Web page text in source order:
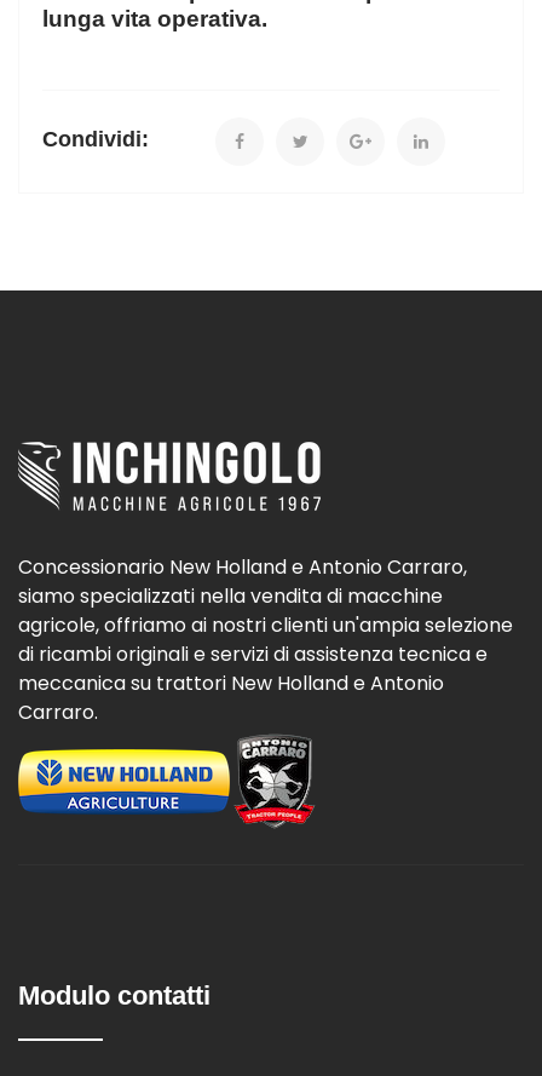
lunga vita operativa.
Condividi:
Concessionario New Holland e Antonio Carraro,
siamo specializzati nella vendita di macchine
agricole, offriamo ai nostri clienti un'ampia selezione
di ricambi originali e servizi di assistenza tecnica e
meccanica su trattori New Holland e Antonio
Carraro.
Modulo contatti